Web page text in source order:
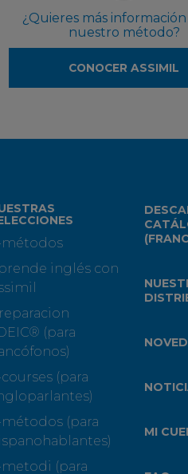
¿Quieres más
nuestro método?
CONOCER ASSIMIL
métodos
inglés con
(para
(para
métodos (para
metodi (para
MI